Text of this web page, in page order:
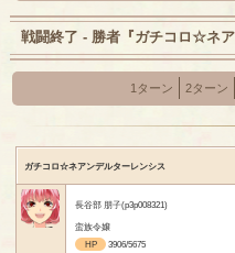
戦闘終了 - 勝者『ガチコロ☆ネア
1ターン 2ターン
ガチコロ☆ネアンデルターレンシス
長谷部 朋子(p3p008321)
蛮族令嬢
HP
3906/5675